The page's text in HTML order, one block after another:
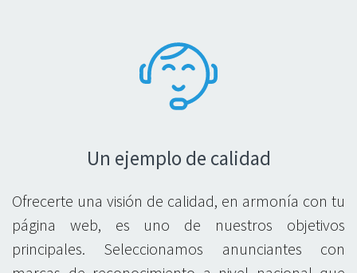
Un ejemplo de calidad
Ofrecerte una visión de calidad, en armonía con tu
página web, es uno de nuestros objetivos
principales. Seleccionamos anunciantes con